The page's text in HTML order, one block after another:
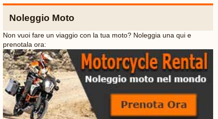
Noleggio Moto
Non vuoi fare un viaggio con la tua moto? Noleggia una qui e
prenotala ora: